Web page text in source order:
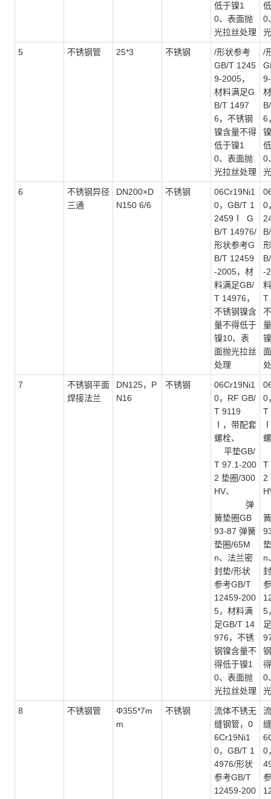
低于镍1
0、表面抛
光拉丝处理
0
5 不锈钢管 25*3 不锈钢
/形状参考
GB/T 1245
9-2005，
材料满足G
B/T 1497
6，不锈钢
镍含量不得
低于镍1
0、表面抛
光拉丝处理
/
6
0
6
不锈钢异径
三通
DN200×D
N150 6/6
不锈钢
06Cr19Ni1
0，GB/T 1
2459Ⅰ G
B/T 14976/
形状参考G
B/T 12459
-2005，材
料满足GB/
T 14976，
不锈钢镍含
量不得低于
镍10、表
面抛光拉丝
处理
0
-
T
7
不锈钢平面
焊接法兰
DN125，P
N16
不锈钢
06Cr19Ni1
0，RF GB/
T 9119
Ⅰ，带配套
螺栓、
平垫GB/
T 97.1-200
2 垫圈/300
HV、
弹
簧垫圈GB
93-87 弹簧
垫圈/65M
n、法兰密
封垫/形状
参考GB/T
12459-200
5，材料满
足GB/T 14
976，不锈
钢镍含量不
得低于镍1
0、表面抛
光拉丝处理
0
T
T
2
n
5
0
8 不锈钢管
Φ355*7m
m
不锈钢
流体不锈无
缝钢管， 0
6Cr19Ni1
0，GB/T 1
4976/形状
参考GB/T
12459-200
0